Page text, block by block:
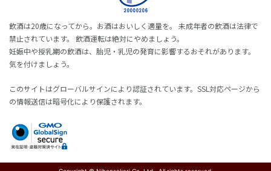
飲酒は20歳になってから。お酒はおいしく適量を。 未成年者の飲酒は法律で
禁止されています。 飲酒運転は絶対にやめましょう。
妊娠中や授乳期の飲酒は、胎児・乳児の発育に影響するおそれがあります。
気を付けましょう。
このサイトはグローバルサインにより認証されています。SSL対応ページから
の情報送信は暗号化により保護されます。